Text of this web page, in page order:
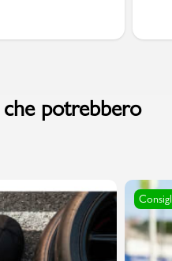
potrebbero